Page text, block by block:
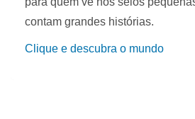
contam grandes histórias.
Clique e descubra o mundo